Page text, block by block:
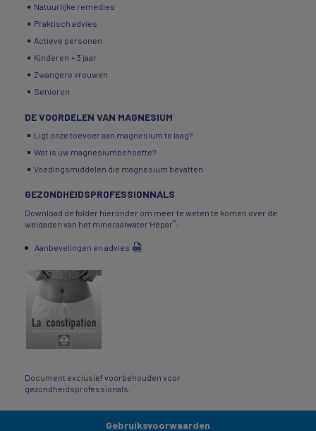
Natuurlijke remedies
Praktisch advies
Actieve personen
Kinderen + 3 jaar
Zwangere vrouwen
Senioren
DE VOORDELEN VAN MAGNESIUM
Ligt onze toevoer aan magnesium te laag?
Wat is uw magnesiumbehoefte?
Voedingsmiddelen die magnesium bevatten
GEZONDHEIDSPROFESSIONNALS
Download de folder hieronder om meer te weten te komen over de
weldaden van het mineraalwater Hépar®:
Aanbevelingen en advies
Document exclusief voorbehouden voor
gezondheidsprofessionals.
Gebruiksvoorwaarden